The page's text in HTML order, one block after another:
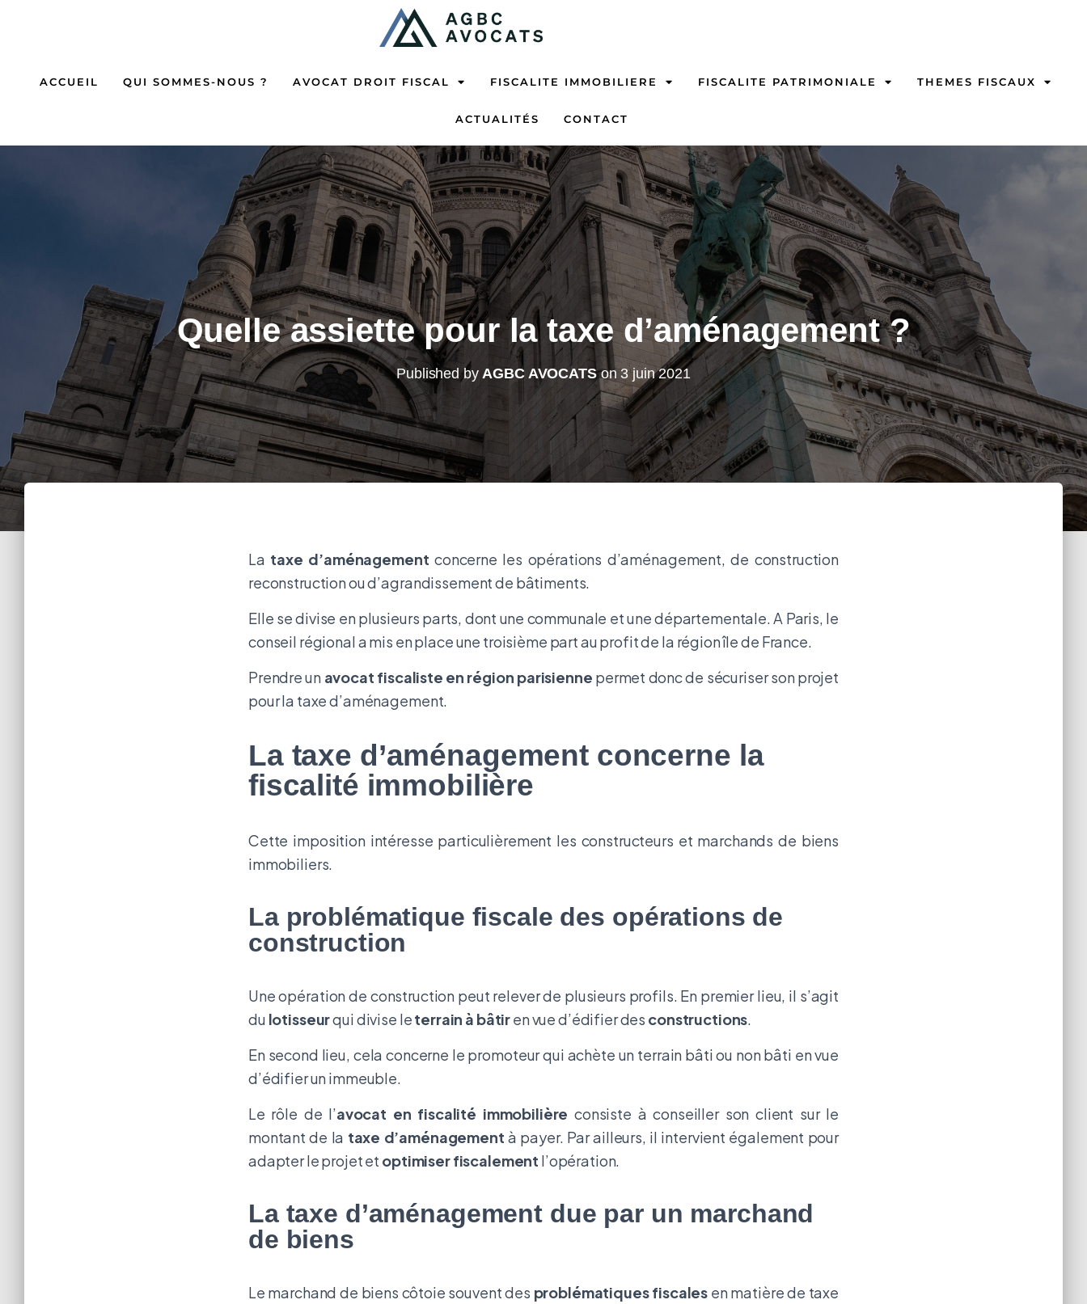
ACCUEIL QUI SOMMES-NOUS ? AVOCAT DROIT FISCAL FISCALITE IMMOBILIERE FISCALITE PATRIMONIALE THEMES FISCAUX
ACTUALITÉS CONTACT
Quelle assiette pour la taxe d’aménagement ?
Published byAGBC AVOCATSon3 juin 2021
La taxe d’aménagement concerne les opérations d’aménagement, de construction
reconstruction ou d’agrandissement de bâtiments.
Elle se divise en plusieurs parts, dont une communale et une départementale. A Paris, le
conseil régional a mis en place une troisième part au profit de la région île de France.
Prendre un avocat fiscaliste en région parisienne permet donc de sécuriser son projet
pour la taxe d’aménagement.
La taxe d’aménagement concerne la
fiscalité immobilière
Cette imposition intéresse particulièrement les constructeurs et marchands de biens
immobiliers.
La problématique fiscale des opérations de
construction
Une opération de construction peut relever de plusieurs profils. En premier lieu, il s’agit
du lotisseurqui divise leterrain à bâtiren vue d’édifier des constructions.
En second lieu, cela concerne le promoteur qui achète un terrain bâti ou non bâti en vue
d’édifier un immeuble.
Le rôle de l’avocat en fiscalité immobilière consiste à conseiller son client sur le
montant de la taxe d’aménagement à payer. Par ailleurs, il intervient également pour
adapter le projet et optimiser fiscalement l’opération.
La taxe d’aménagement due par un marchand
de biens
Le marchand de biens côtoie souvent des problématiques fiscales en matière de taxe